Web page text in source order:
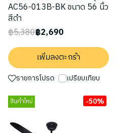
AC56-013B-BK ขนาด 56 นิ้ว
สีดำ
฿5,380฿2,690
เพิ่มลงตะกร้า
รายการโปรด เปรียบเทียบ
สินค้าใหม่ -50%